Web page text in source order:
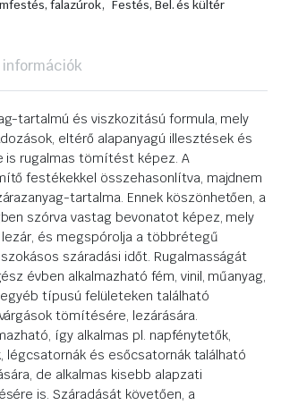
falazúrok, Festés, Bel. és kültér
információk
tartalmú és viszkozitású formula, mely
eltérő alapanyagú illesztések és
is rugalmas tömítést képez. A
festékekkel összehasonlítva, majdnem
tartalma. Ennek köszönhetően, a
szórva vastag bevonatot képez, mely
és megspórolja a többrétegű
száradási időt. Rugalmasságát
évben alkalmazható fém, vinil, műanyag,
típusú felületeken található
tömítésére, lezárására.
így alkalmas pl. napfénytetők,
légcsatornák és esőcsatornák található
de alkalmas kisebb alapzati
is. Száradását követően, a